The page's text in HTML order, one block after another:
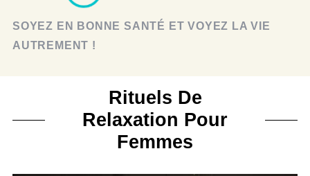
SOYEZ EN BONNE SANTÉ ET VOYEZ LA VIE
AUTREMENT !
Rituels De
Relaxation Pour
Femmes